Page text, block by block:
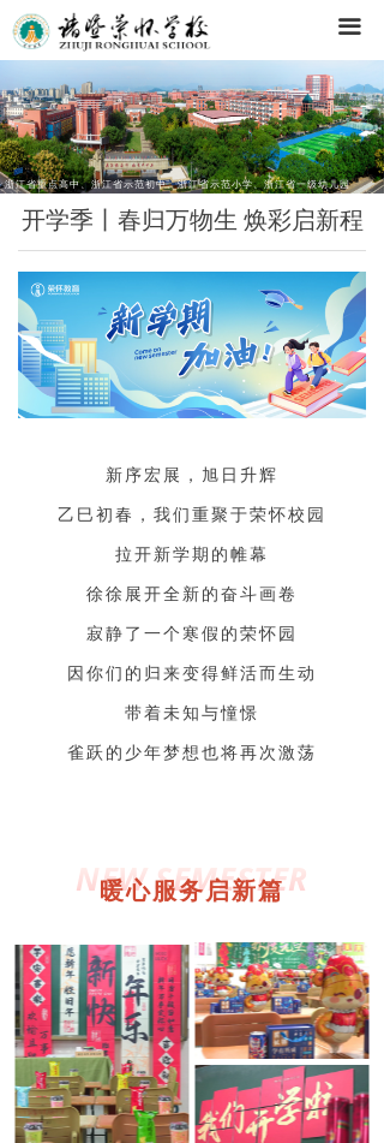
끀
浙江省重点高中、浙江省示范初中、浙江省示范小学、浙江省一级幼儿园
开学季丨春归万物生 焕彩启新程
新序宏展，旭日升辉
乙巳初春，我们重聚于荣怀校园
拉开新学期的帷幕
徐徐展开全新的奋斗画卷
寂静了一个寒假的荣怀园
因你们的归来变得鲜活而生动
带着未知与憧憬
雀跃的少年梦想也将再次激荡
NEW SEMESTER
暖心服务启新篇